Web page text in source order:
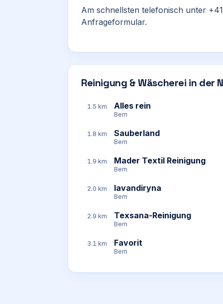
Am schnellsten telefonisch unter
Anfrageformular.
Reinigung & Wäscherei in der
1.5 km Alles rein
Bern
1.8 km Sauberland
Bern
1.9 km Mader Textil Reinigung
Bern
2.0 km lavandiryna
Bern
2.9 km Texsana-Reinigung
Bern
3.1 km Favorit
Bern